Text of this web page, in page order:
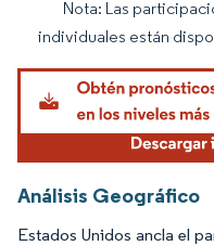
Imagen © Mordor Intelligence.
Nota: Las
individuales están
Análisis Geográfico
Estados Unidos ancla el